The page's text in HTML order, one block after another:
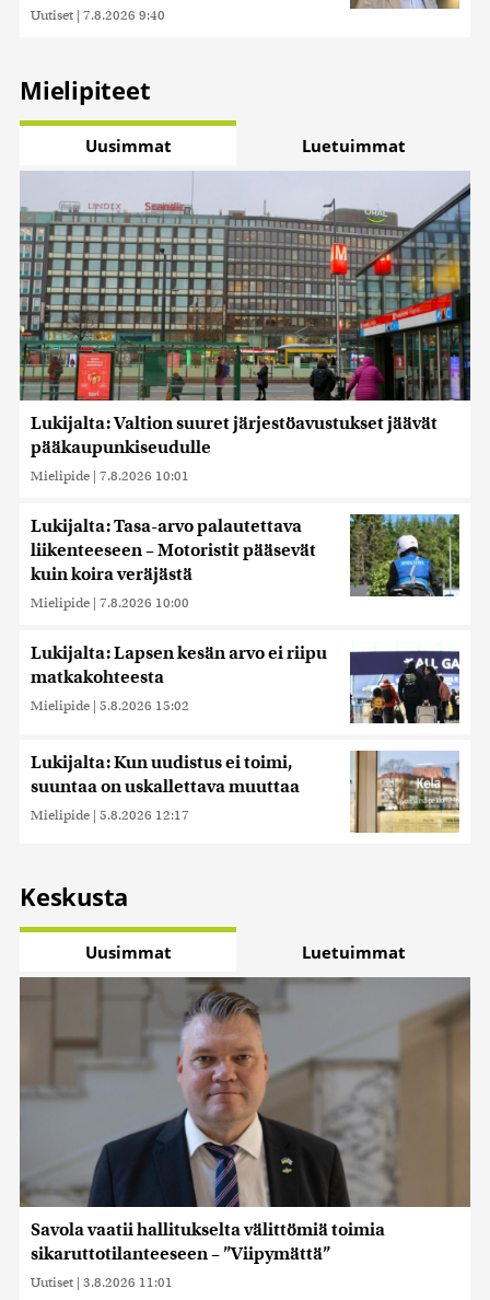
Uutiset | 7.8.2026 9:40
Mielipiteet
Uusimmat Luetuimmat
Lukijalta: Valtion suuret järjestöavustukset jäävät
pääkaupunkiseudulle
Mielipide | 7.8.2026 10:01
Lukijalta: Tasa-arvo palautettava
liikenteeseen – Motoristit pääsevät
kuin koira veräjästä
Mielipide | 7.8.2026 10:00
Lukijalta: Lapsen kesän arvo ei riipu
matkakohteesta
Mielipide | 5.8.2026 15:02
Lukijalta: Kun uudistus ei toimi,
suuntaa on uskallettava muuttaa
Mielipide | 5.8.2026 12:17
Keskusta
Uusimmat Luetuimmat
Savola vaatii hallitukselta välittömiä toimia
sikaruttotilanteeseen – ”Viipymättä”
Uutiset | 3.8.2026 11:01